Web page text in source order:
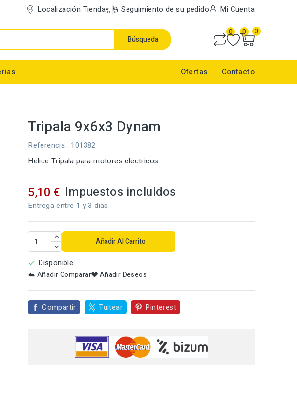
Localización Tienda Seguimiento de su pedido Mi Cuenta
Búsqueda
0 0 0
Ofertas Contacto
Tripala 9x6x3 Dynam
Referencia : 101382
Helice Tripala para motores electricos
5,10 € Impuestos incluidos
Entrega entre 1 y 3 dias
Añadir Al Carrito
 Disponible
Añadir Comparar Añadir Deseos
Compartir Tuitear Pinterest